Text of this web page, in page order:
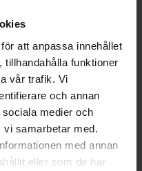
att anpassa innehållet
tillhandahålla funktioner
vår trafik. Vi
och annan
medier och
vi samarbetar med.
med annan
eller som de har
Pocket
€